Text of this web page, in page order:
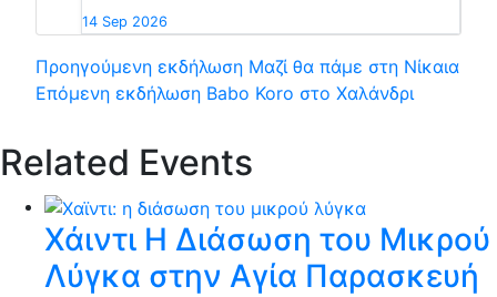
14 Sep 2026
Προηγούμενη εκδήλωση Μαζί θα πάμε στη Νίκαια
Επόμενη εκδήλωση Babo Koro στο Χαλάνδρι
Related Events
Χάιντι Η Διάσωση του Μικρού
Λύγκα στην Αγία Παρασκευή